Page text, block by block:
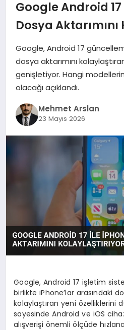
SPOR
MAGAZIN
SAĞLIK
Google Android
Dosya
Google, Android 17
dosya aktarımını
genişletiyor. Hangi
olacağı açıklandı.
Mehmet Arslan
23 Mayıs 2026
Google, Android 17 işletim
birlikte iPhone’lar arasındaki
kolaylaştıran yeni özelliklerini
sayesinde Android ve iOS
alışverişi önemli ölçüde